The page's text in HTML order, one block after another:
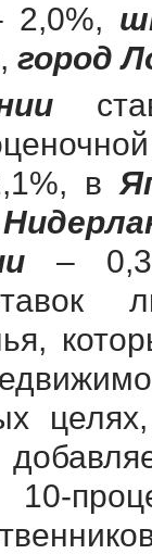
2,0%,
город
в
–
10-